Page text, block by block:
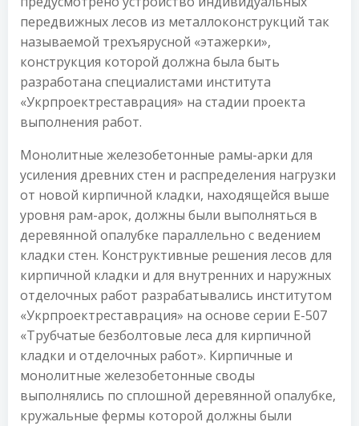
передвижных лесов из металлоконструкций так
называемой трехъярусной «этажерки»,
конструкция которой должна была быть
разработана специалистами института
«Укрпроектреставрация» на стадии проекта
выполнения работ.
Монолитные железобетонные рамы-арки для
усиления древних стен и распределения нагрузки
от новой кирпичной кладки, находящейся выше
уровня рам-арок, должны были выполняться в
деревянной опалубке параллельно с ведением
кладки стен. Конструктивные решения лесов для
кирпичной кладки и для внутренних и наружных
отделочных работ разрабатывались институтом
«Укрпроектреставрация» на основе серии Е-507
«Трубчатые безболтовые леса для кирпичной
кладки и отделочных работ». Кирпичные и
монолитные железобетонные своды
выполнялись по сплошной деревянной опалубке,
кружальные фермы которой должны были